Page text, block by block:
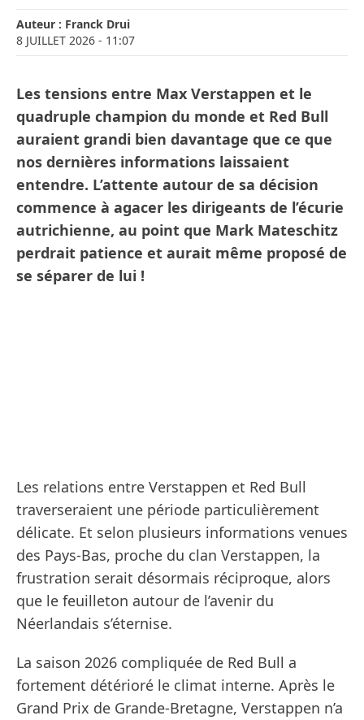
Auteur : Franck Drui
8 JUILLET 2026 - 11:07
Les tensions entre Max Verstappen et le
quadruple champion du monde et Red Bull
auraient grandi bien davantage que ce que
nos dernières informations laissaient
entendre. L’attente autour de sa décision
commence à agacer les dirigeants de l’écurie
autrichienne, au point que Mark Mateschitz
perdrait patience et aurait même proposé de
se séparer de lui !
Les relations entre Verstappen et Red Bull
traverseraient une période particulièrement
délicate. Et selon plusieurs informations venues
des Pays-Bas, proche du clan Verstappen, la
frustration serait désormais réciproque, alors
que le feuilleton autour de l’avenir du
Néerlandais s’éternise.
La saison 2026 compliquée de Red Bull a
fortement détérioré le climat interne. Après le
Grand Prix de Grande-Bretagne, Verstappen n’a